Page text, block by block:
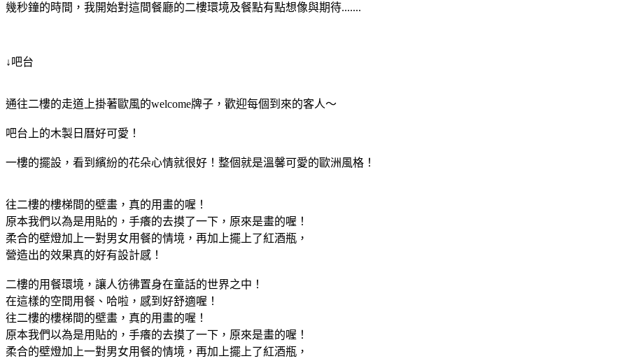
幾秒鐘的時間，我開始對這間餐廳的二樓環境及餐點有點想像與期待.......
↓吧台
通往二樓的走道上掛著歐風的welcome牌子，歡迎每個到來的客人～
吧台上的木製日曆好可愛！
一樓的擺設，看到繽紛的花朵心情就很好！整個就是溫馨可愛的歐洲風格！
往二樓的樓梯間的壁畫，真的用畫的喔！
原本我們以為是用貼的，手癢的去摸了一下，原來是畫的喔！
柔合的壁燈加上一對男女用餐的情境，再加上擺上了紅酒瓶，
營造出的效果真的好有設計感！
二樓的用餐環境，讓人彷彿置身在童話的世界之中！
在這樣的空間用餐、哈啦，感到好舒適喔！
往二樓的樓梯間的壁畫，真的用畫的喔！
原本我們以為是用貼的，手癢的去摸了一下，原來是畫的喔！
柔合的壁燈加上一對男女用餐的情境，再加上擺上了紅酒瓶，